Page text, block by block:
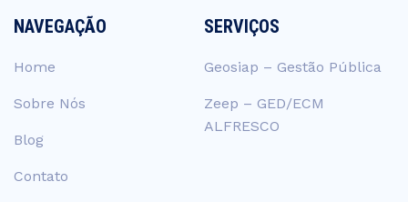
NAVEGAÇÃO
Home
Sobre Nós
Blog
Contato
SERVIÇOS
Geosiap – Gestão Pública
Zeep – GED/ECM
ALFRESCO